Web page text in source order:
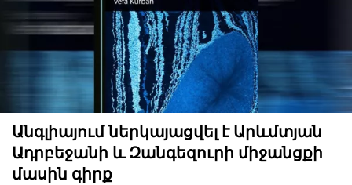
Անգլիայում ներկայացվել է Արևմտյան
Ադրբեջանի և Զանգեզուրի միջանցքի
մասին գիրք